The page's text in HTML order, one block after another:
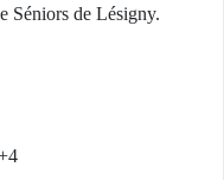
Séniors de Lésigny.